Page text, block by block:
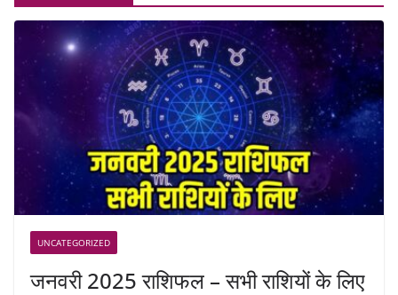
UNCATEGORIZED
जनवरी 2025 राशिफल – सभी राशियों के लिए